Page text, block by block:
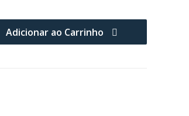
Adicionar ao Carrinho